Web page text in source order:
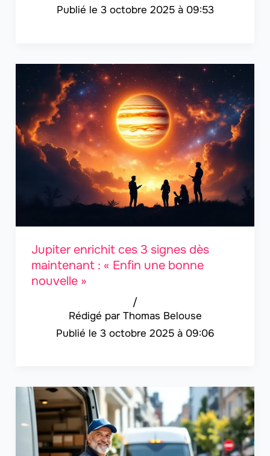
3 octobre 2025 à 09:53
Jupiter enrichit ces 3 signes dès
maintenant : « Enfin une bonne
nouvelle »
Thomas Belouse
/
3 octobre 2025 à 09:06